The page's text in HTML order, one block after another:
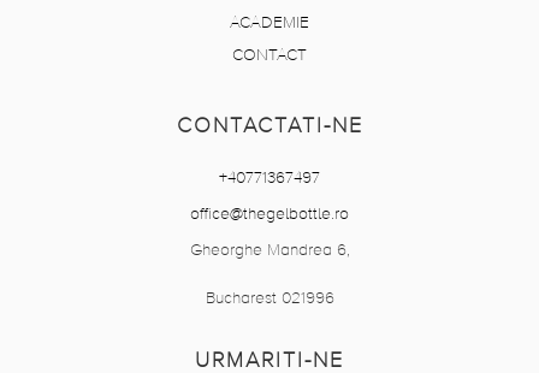
ACADEMIE
CONTACT
CONTACTATI-NE
+40771367497
office@thegelbottle.ro
Gheorghe Mandrea 6,
Bucharest 021996
URMARITI-NE